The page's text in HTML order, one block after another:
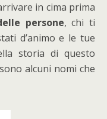
in cima prima
persone, chi ti
d’animo e le tue
storia di questo
alcuni nomi che